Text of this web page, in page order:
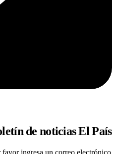
de noticias El País